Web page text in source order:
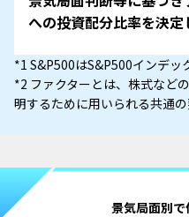
への投資配分比率を決定
*1 S&P500はS&P500インデッ
*2 ファクターとは、株式など
明するために用いられる共通の
景気局面別